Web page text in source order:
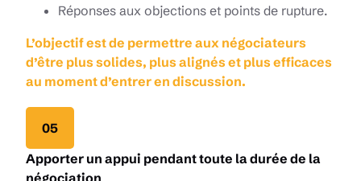
Réponses aux objections et points de rupture.
L’objectif est de permettre aux négociateurs
d’être plus solides, plus alignés et plus efficaces
au moment d’entrer en discussion.
05
Apporter un appui pendant toute la durée de la
négociation